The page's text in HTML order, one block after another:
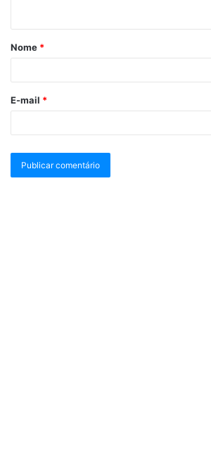
Nome *
E-mail *